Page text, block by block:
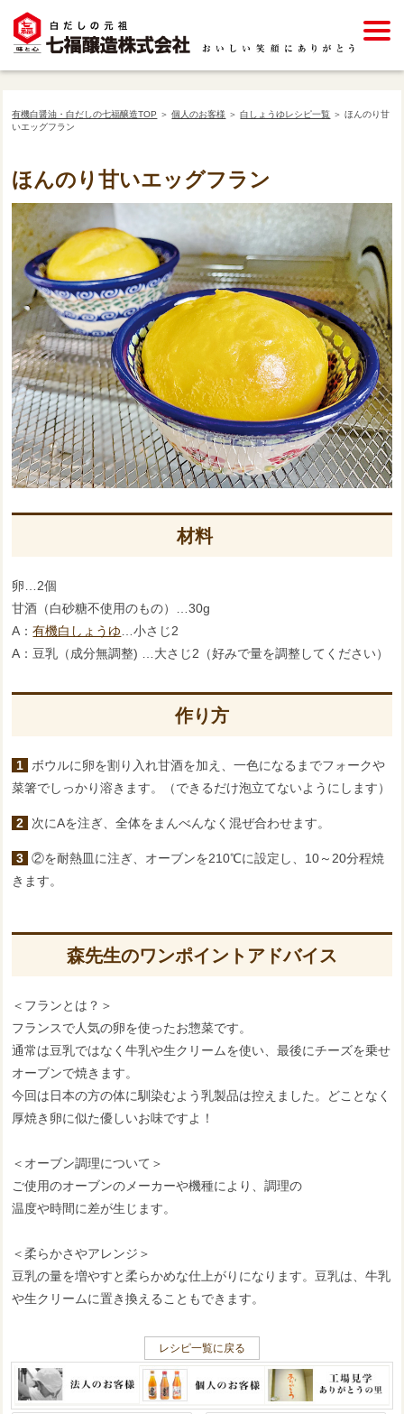
有機白醤油・白だしの七福醸造TOP ＞個人のお客様 ＞白しょうゆレシピ一覧 ＞ ほんのり甘
いエッグフラン
ほんのり甘いエッグフラン
材料
卵…2個
甘酒（白砂糖不使用のもの）…30g
A：有機白しょうゆ …小さじ2
A：豆乳（成分無調整) …大さじ2（好みで量を調整してください）
作り方
1 ボウルに卵を割り入れ甘酒を加え、一色になるまでフォークや
菜箸でしっかり溶きます。（できるだけ泡立てないようにします）
2 次にAを注ぎ、全体をまんべんなく混ぜ合わせます。
3 ②を耐熱皿に注ぎ、オーブンを210℃に設定し、10～20分程焼
きます。
森先生のワンポイントアドバイス
＜フランとは？＞
フランスで人気の卵を使ったお惣菜です。
通常は豆乳ではなく牛乳や生クリームを使い、最後にチーズを乗せ
オーブンで焼きます。
今回は日本の方の体に馴染むよう乳製品は控えました。どことなく
厚焼き卵に似た優しいお味ですよ！
＜オーブン調理について＞
ご使用のオーブンのメーカーや機種により、調理の
温度や時間に差が生じます。
＜柔らかさやアレンジ＞
豆乳の量を増やすと柔らかめな仕上がりになります。豆乳は、牛乳
や生クリームに置き換えることもできます。
レシピ一覧に戻る